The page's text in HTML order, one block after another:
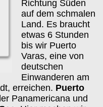
Richtung Süden
auf dem schmalen
Land. Es braucht
etwas 6 Stunden
bis wir Puerto
Varas, eine von
deutschen
Einwanderen am
erreichen. Puerto
Panamericana und